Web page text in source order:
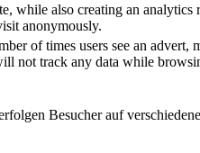
also creating an analytics
anonymously.
of times users see an advert,
not track any data while
Besucher auf